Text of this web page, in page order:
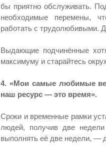
бы приятно обслуживать.
необходимые перемены,
работать с трудолюбивыми.
Выдающие подчинённые
максимуму и старайтесь
4. «Мои самые любимые
наш ресурс — это время».
Сроки и временные рамки
людей, получив две
выполнять её две недели, —